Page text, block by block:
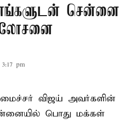
சென்னை
pm
விஜய் அவர்களின்
பொது மக்கள்